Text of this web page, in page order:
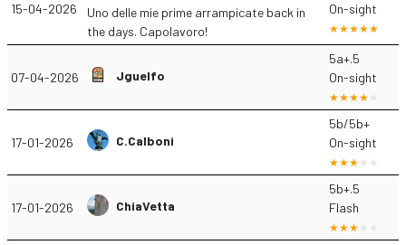
15-04-2026
Uno delle mie prime arrampicate back in
the days. Capolavoro!
On-sight
07-04-2026 Jguelfo
5a+.5
On-sight
17-01-2026 C.Calboni
5b/5b+
On-sight
17-01-2026 ChiaVetta
5b+.5
Flash